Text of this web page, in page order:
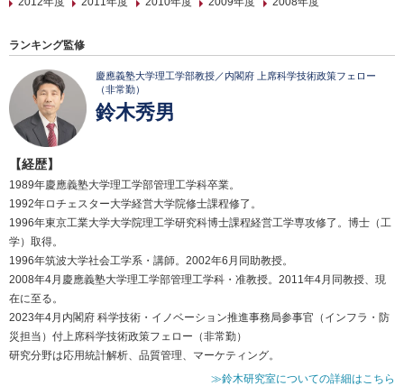
ランキング監修
慶應義塾大学理工学部教授／内閣府 上席科学技術政策フェロー
（非常勤）
鈴木秀男
【経歴】
1989年慶應義塾大学理工学部管理工学科卒業。
1992年ロチェスター大学経営大学院修士課程修了。
1996年東京工業大学大学院理工学研究科博士課程経営工学専攻修了。博士（工
学）取得。
1996年筑波大学社会工学系・講師。2002年6月同助教授。
2008年4月慶應義塾大学理工学部管理工学科・准教授。2011年4月同教授、現
在に至る。
2023年4月内閣府 科学技術・イノベーション推進事務局参事官（インフラ・防
災担当）付上席科学技術政策フェロー（非常勤）
研究分野は応用統計解析、品質管理、マーケティング。
≫鈴木研究室についての詳細はこちら